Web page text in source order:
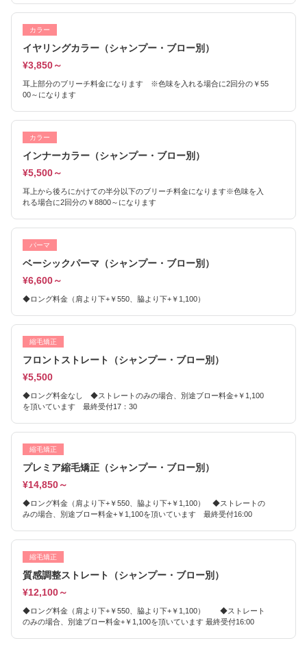
カラー
イヤリングカラー（シャンプー・ブロー別）
¥3,850～
耳上部分のブリーチ料金になります ※色味を入れる場合に2回分の￥55
00～になります
カラー
インナーカラー（シャンプー・ブロー別）
¥5,500～
耳上から後ろにかけての半分以下のブリーチ料金になります※色味を入
れる場合に2回分の￥8800～になります
パーマ
ベーシックパーマ（シャンプー・ブロー別）
¥6,600～
◆ロング料金（肩より下+￥550、脇より下+￥1,100）
縮毛矯正
フロントストレート（シャンプー・ブロー別）
¥5,500
◆ロング料金なし ◆ストレートのみの場合、別途ブロー料金+￥1,100
を頂いています 最終受付17：30
縮毛矯正
プレミア縮毛矯正（シャンプー・ブロー別）
¥14,850～
◆ロング料金（肩より下+￥550、脇より下+￥1,100） ◆ストレートの
みの場合、別途ブロー料金+￥1,100を頂いています 最終受付16:00
縮毛矯正
質感調整ストレート（シャンプー・ブロー別）
¥12,100～
◆ロング料金（肩より下+￥550、脇より下+￥1,100） ◆ストレート
のみの場合、別途ブロー料金+￥1,100を頂いています 最終受付16:00